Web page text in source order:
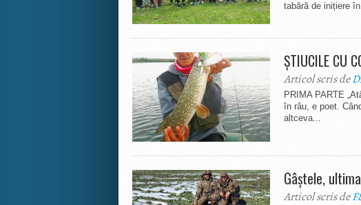
tabără de inițiere
ȘTIUCILE CU
Articol scris de
PRIMA PARTE
în râu, e poet.
altceva...
Gâștele,
Articol scris de